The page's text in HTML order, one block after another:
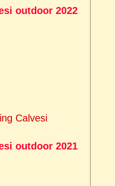
outdoor 2022
Calvesi
outdoor 2021